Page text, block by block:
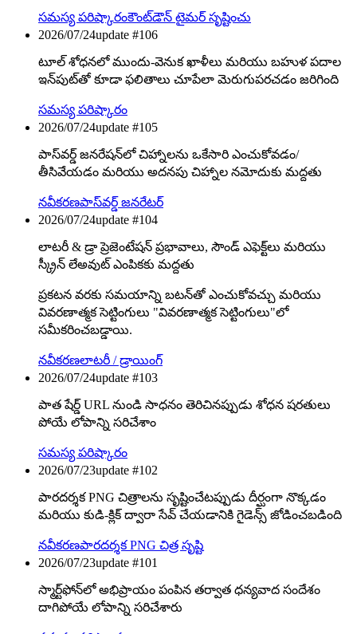
సమస్య పరిష్కారంకౌంట్‌డౌన్ టైమర్ సృష్టించు
2026/07/24update #106
టూల్ శోధనలో ముందు-వెనుక ఖాళీలు మరియు బహుళ పదాల
ఇన్‌పుట్‌తో కూడా ఫలితాలు చూపేలా మెరుగుపరచడం జరిగింది
సమస్య పరిష్కారం
2026/07/24update #105
పాస్‌వర్డ్ జనరేషన్‌లో చిహ్నాలను ఒకేసారి ఎంచుకోవడం/
తీసివేయడం మరియు అదనపు చిహ్నాల నమోదుకు మద్దతు
నవీకరణపాస్‌వర్డ్ జనరేటర్
2026/07/24update #104
లాటరీ & డ్రా ప్రెజెంటేషన్ ప్రభావాలు, సౌండ్ ఎఫెక్ట్‌లు మరియు
స్క్రీన్ లేఅవుట్ ఎంపికకు మద్దతు
ప్రకటన వరకు సమయాన్ని బటన్‌తో ఎంచుకోవచ్చు మరియు
వివరణాత్మక సెట్టింగులు "వివరణాత్మక సెట్టింగులు"లో
సమీకరించబడ్డాయి.
నవీకరణలాటరీ / డ్రాయింగ్
2026/07/24update #103
పాత షేర్డ్ URL నుండి సాధనం తెరిచినప్పుడు శోధన షరతులు
పోయే లోపాన్ని సరిచేశాం
సమస్య పరిష్కారం
2026/07/23update #102
పారదర్శక PNG చిత్రాలను సృష్టించేటప్పుడు దీర్ఘంగా నొక్కడం
మరియు కుడి-క్లిక్ ద్వారా సేవ్ చేయడానికి గైడెన్స్ జోడించబడింది
నవీకరణపారదర్శక PNG చిత్ర సృష్టి
2026/07/23update #101
స్మార్ట్‌ఫోన్‌లో అభిప్రాయం పంపిన తర్వాత ధన్యవాద సందేశం
దాగిపోయే లోపాన్ని సరిచేశారు